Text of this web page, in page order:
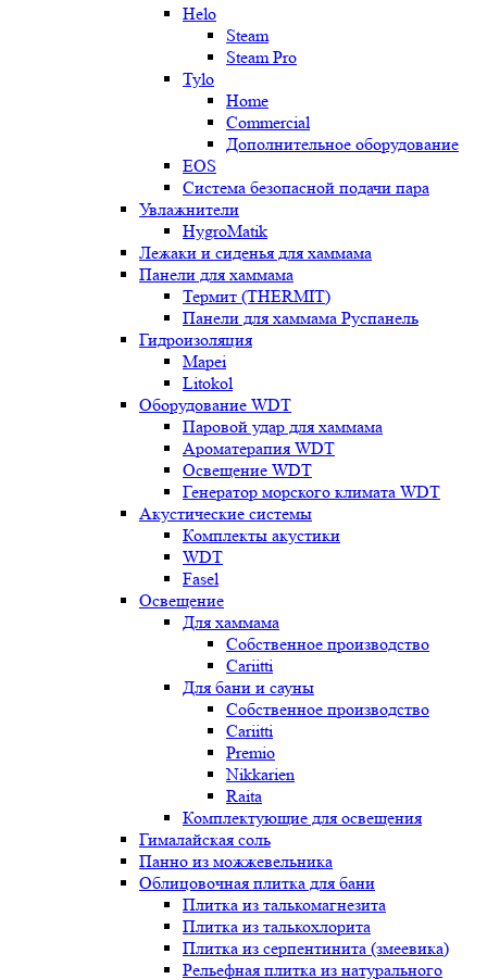
Helo
Steam
Steam Pro
Tylo
Home
Commercial
Дополнительное оборудование
EOS
Система безопасной подачи пара
Увлажнители
HygroMatik
Лежаки и сиденья для хаммама
Панели для хаммама
Термит (THERMIT)
Панели для хаммама Руспанель
Гидроизоляция
Mapei
Litokol
Оборудование WDT
Паровой удар для хаммама
Ароматерапия WDT
Освещение WDT
Генератор морского климата WDT
Акустические системы
Комплекты акустики
WDT
Fasel
Освещение
Для хаммама
Собственное производство
Cariitti
Для бани и сауны
Собственное производство
Cariitti
Premio
Nikkarien
Raita
Комплектующие для освещения
Гималайская соль
Панно из можжевельника
Облицовочная плитка для бани
Плитка из талькомагнезита
Плитка из талькохлорита
Плитка из серпентинита (змеевика)
Рельефная плитка из натурального